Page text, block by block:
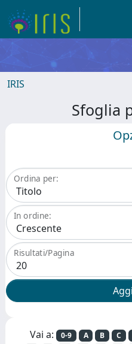
IRIS
Sfoglia
Ordina per:
In ordine:
Risultati/Pagina
Vai a: 0-9 A B C